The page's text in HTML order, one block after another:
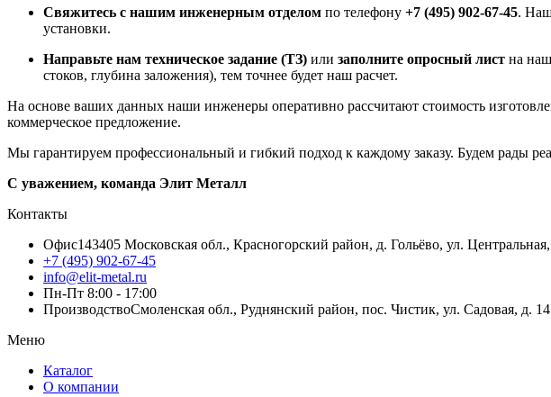
Свяжитесь с нашим инженерным отделом по телефону +7 (495) 902-67-45.
установки.
Направьте нам техническое задание (ТЗ) или заполните опросный лист на
стоков, глубина заложения), тем точнее будет наш расчет.
На основе ваших данных наши инженеры оперативно рассчитают стоимость
коммерческое предложение.
Мы гарантируем профессиональный и гибкий подход к каждому заказу. Будем рады
С уважением, команда Элит Металл
Контакты
Офис143405 Московская обл., Красногорский район, д. Гольёво, ул. Центральная,
+7 (495) 902-67-45
info@elit-metal.ru
Пн-Пт 8:00 - 17:00
ПроизводствоСмоленская обл., Руднянский район, пос. Чистик, ул. Садовая, д.
Меню
Каталог
О компании